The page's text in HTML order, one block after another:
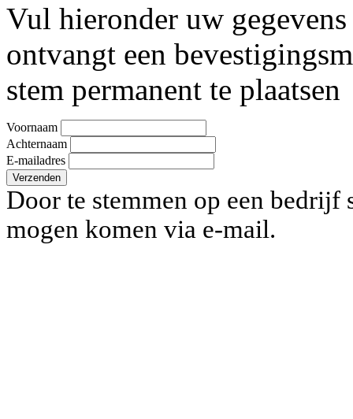
Vul hieronder uw
ontvangt een
stem permanent te plaatsen
Voornaam
Achternaam
E-mailadres
Verzenden
Door te stemmen op een
mogen komen via e-mail.